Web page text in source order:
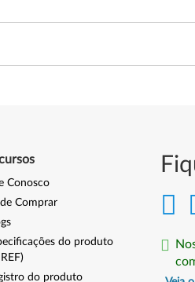
Conosco
Comprar
do produto
do produto